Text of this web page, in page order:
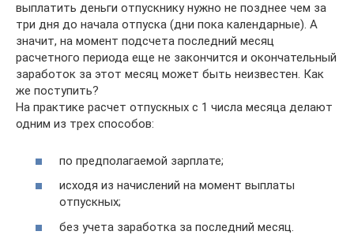
выплатить деньги отпускнику нужно не позднее чем за
три дня до начала отпуска (дни пока календарные). А
значит, на момент подсчета последний месяц
расчетного периода еще не закончится и окончательный
заработок за этот месяц может быть неизвестен. Как
же поступить?
На практике расчет отпускных с 1 числа месяца делают
одним из трех способов:
по предполагаемой зарплате;
исходя из начислений на момент выплаты
отпускных;
без учета заработка за последний месяц.